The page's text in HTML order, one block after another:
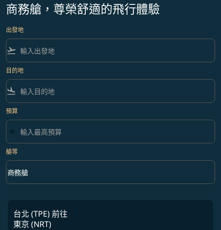
商務艙，尊榮舒適的飛行體驗
出發地
flight_takeoff
目的地
flight_land
預算
艙等
艙等 option 商務艙 Selected
商務艙
keyboard_arrow_down
台北 (TPE)前往
東京 (NRT)